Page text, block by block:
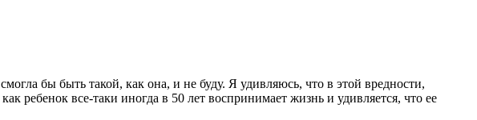
бы быть такой, как она, и не буду. Я удивляюсь, что в этой вредности,
ребенок все-таки иногда в 50 лет воспринимает жизнь и удивляется, что ее